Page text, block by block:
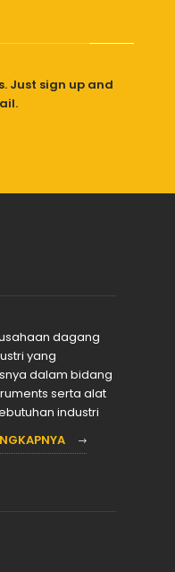
Just sign up and
dagang
yang
dalam bidang
serta alat
industri